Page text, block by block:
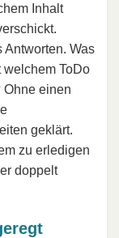
Inhalt
Antworten. Was
welchem ToDo
Ohne einen
geklärt.
zu erledigen
doppelt